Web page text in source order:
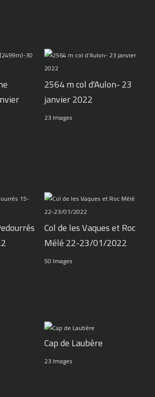
2564 m col d'Aulon- 23
janvier 2022
23 Images
Col de les Vaques et Roc
Mélé 22-23/01/2022
50 Images
Cap de Laubère
23 Images